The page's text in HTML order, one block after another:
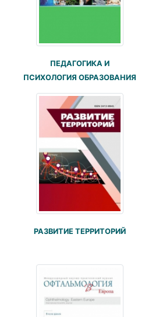
ПЕДАГОГИКА И
ПСИХОЛОГИЯ ОБРАЗОВАНИЯ
РАЗВИТИЕ ТЕРРИТОРИЙ